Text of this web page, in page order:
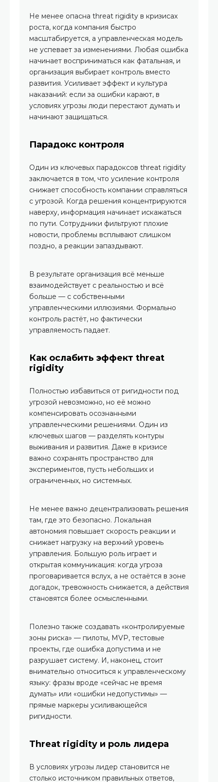
Не менее опасна threat rigidity в кризисах
роста, когда компания быстро
масштабируется, а управленческая модель
не успевает за изменениями. Любая ошибка
начинает восприниматься как фатальная, и
организация выбирает контроль вместо
развития. Усиливает эффект и культура
наказаний: если за ошибки карают, в
условиях угрозы люди перестают думать и
начинают защищаться.
Парадокс контроля
Один из ключевых парадоксов threat rigidity
заключается в том, что усиление контроля
снижает способность компании справляться
с угрозой. Когда решения концентрируются
наверху, информация начинает искажаться
по пути. Сотрудники фильтруют плохие
новости, проблемы всплывают слишком
поздно, а реакции запаздывают.
В результате организация всё меньше
взаимодействует с реальностью и всё
больше — с собственными
управленческими иллюзиями. Формально
контроль растёт, но фактически
управляемость падает.
Как ослабить эффект threat
rigidity
Полностью избавиться от ригидности под
угрозой невозможно, но её можно
компенсировать осознанными
управленческими решениями. Один из
ключевых шагов — разделять контуры
выживания и развития. Даже в кризисе
важно сохранять пространство для
экспериментов, пусть небольших и
ограниченных, но системных.
Не менее важно децентрализовать решения
там, где это безопасно. Локальная
автономия повышает скорость реакции и
снижает нагрузку на верхний уровень
управления. Большую роль играет и
открытая коммуникация: когда угроза
проговаривается вслух, а не остаётся в зоне
догадок, тревожность снижается, а действия
становятся более осмысленными.
Полезно также создавать «контролируемые
зоны риска» — пилоты, MVP, тестовые
проекты, где ошибка допустима и не
разрушает систему. И, наконец, стоит
внимательно относиться к управленческому
языку: фразы вроде «сейчас не время
думать» или «ошибки недопустимы» —
прямые маркеры усиливающейся
ригидности.
Threat rigidity и роль лидера
В условиях угрозы лидер становится не
столько источником правильных ответов,